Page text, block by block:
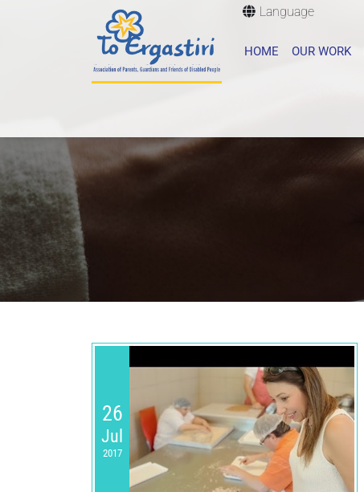
Language
HOME OUR WORK
26
Jul
2017